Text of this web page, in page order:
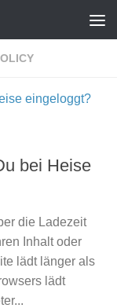
bei Heise
die Ladezeit
Inhalt oder
lädt länger als
lädt